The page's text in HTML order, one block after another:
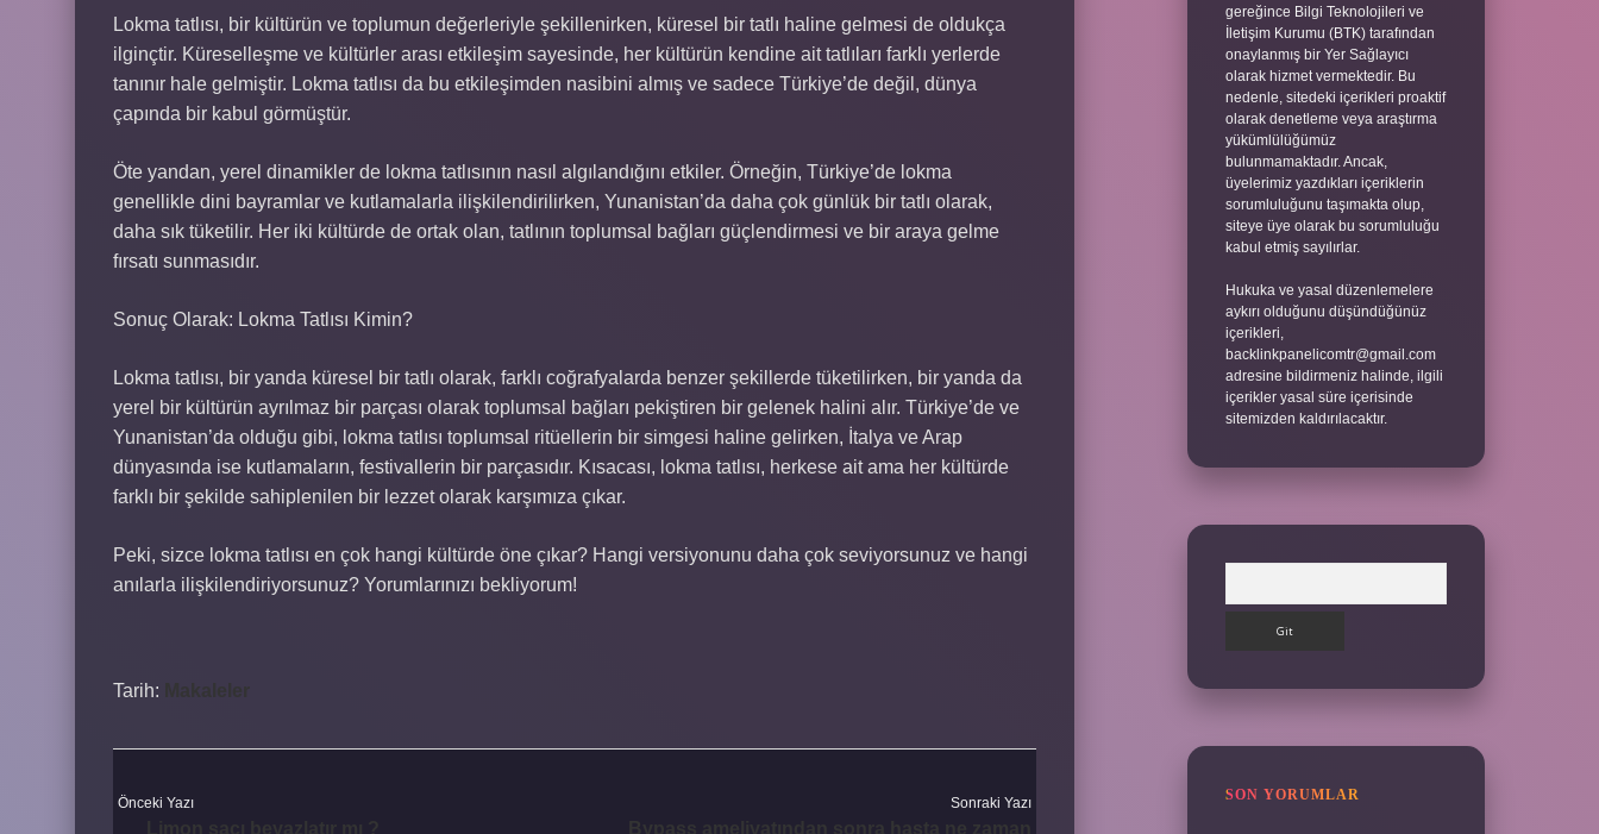
Lokma tatlısı, bir kültürün ve toplumun değerleriyle şekillenirken, küresel bir tatlı haline gelmesi de oldukça
ilginçtir. Küreselleşme ve kültürler arası etkileşim sayesinde, her kültürün kendine ait tatlıları farklı yerlerde
tanınır hale gelmiştir. Lokma tatlısı da bu etkileşimden nasibini almış ve sadece Türkiye’de değil, dünya
çapında bir kabul görmüştür.
Öte yandan, yerel dinamikler de lokma tatlısının nasıl algılandığını etkiler. Örneğin, Türkiye’de lokma
genellikle dini bayramlar ve kutlamalarla ilişkilendirilirken, Yunanistan’da daha çok günlük bir tatlı olarak,
daha sık tüketilir. Her iki kültürde de ortak olan, tatlının toplumsal bağları güçlendirmesi ve bir araya gelme
fırsatı sunmasıdır.
Sonuç Olarak: Lokma Tatlısı Kimin?
Lokma tatlısı, bir yanda küresel bir tatlı olarak, farklı coğrafyalarda benzer şekillerde tüketilirken, bir yanda da
yerel bir kültürün ayrılmaz bir parçası olarak toplumsal bağları pekiştiren bir gelenek halini alır. Türkiye’de ve
Yunanistan’da olduğu gibi, lokma tatlısı toplumsal ritüellerin bir simgesi haline gelirken, İtalya ve Arap
dünyasında ise kutlamaların, festivallerin bir parçasıdır. Kısacası, lokma tatlısı, herkese ait ama her kültürde
farklı bir şekilde sahiplenilen bir lezzet olarak karşımıza çıkar.
Peki, sizce lokma tatlısı en çok hangi kültürde öne çıkar? Hangi versiyonunu daha çok seviyorsunuz ve hangi
anılarla ilişkilendiriyorsunuz? Yorumlarınızı bekliyorum!
Tarih: Makaleler
Önceki Yazı Sonraki Yazı
gereğince Bilgi Teknolojileri ve
İletişim Kurumu (BTK) tarafından
onaylanmış bir Yer Sağlayıcı
olarak hizmet vermektedir. Bu
nedenle, sitedeki içerikleri proaktif
olarak denetleme veya araştırma
yükümlülüğümüz
bulunmamaktadır. Ancak,
üyelerimiz yazdıkları içeriklerin
sorumluluğunu taşımakta olup,
siteye üye olarak bu sorumluluğu
kabul etmiş sayılırlar.
Hukuka ve yasal düzenlemelere
aykırı olduğunu düşündüğünüz
içerikleri,
backlinkpanelicomtr@gmail.com
adresine bildirmeniz halinde, ilgili
içerikler yasal süre içerisinde
sitemizden kaldırılacaktır.
SON YORUMLAR